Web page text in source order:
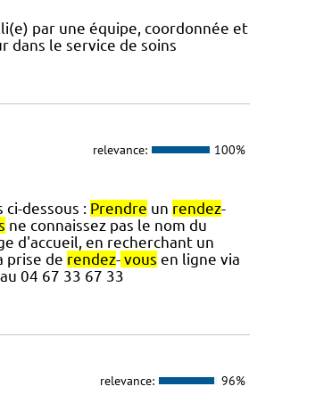
par une équipe, coordonnée et
le service de soins
relevance: 100%
dessous : Prendre un rendez-
ne connaissez pas le nom du
d'accueil, en recherchant un
prise de rendez- vous en ligne via
04 67 33 67 33
relevance: 96%